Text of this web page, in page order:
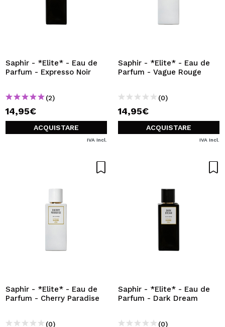
Saphir - *Elite* - Eau de
Parfum - Expresso Noir
(2)
14,95€
ACQUISTARE
IVA Incl.
Saphir - *Elite* - Eau de
Parfum - Vague Rouge
(0)
14,95€
ACQUISTARE
IVA Incl.
Saphir - *Elite* - Eau de
Parfum - Cherry Paradise
(0)
Saphir - *Elite* - Eau de
Parfum - Dark Dream
(0)